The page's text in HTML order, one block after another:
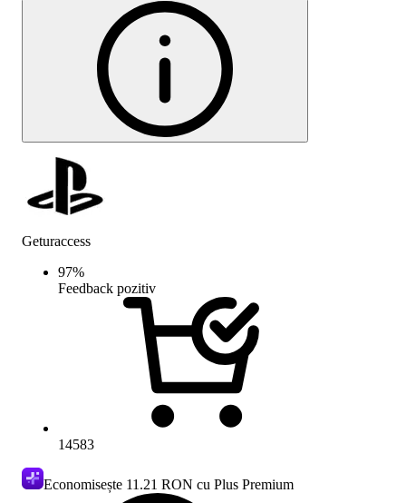
Geturaccess
97%
Feedback pozitiv
14583
Economisește 11.21 RON cu Plus Premium